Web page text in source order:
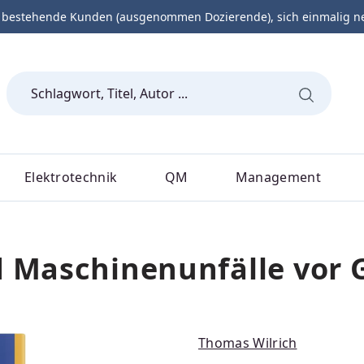
Kunden (ausgenommen Dozierende), sich einmalig
Elektrotechnik QM Management
vor
Thomas Wilrich